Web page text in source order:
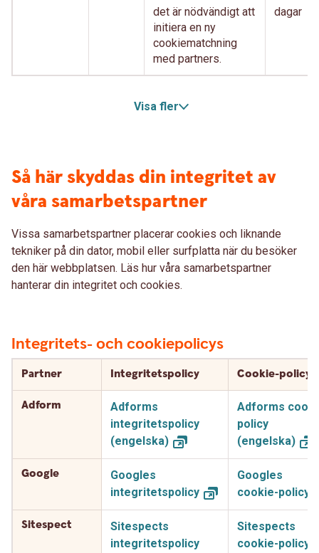
det är nödvändigt att
initiera en ny
cookiematchning
med partners.
dagar
Visa fler
Så här skyddas din integritet av
våra samarbetspartner
Vissa samarbetspartner placerar cookies och liknande
tekniker på din dator, mobil eller surfplatta när du besöker
den här webbplatsen. Läs hur våra samarbetspartner
hanterar din integritet och cookies.
Integritets- och cookiepolicys
Partner Integritetspolicy Cookie-policy
Adform
Adforms
integritetspolicy
(engelska)
Adforms
policy
(engelska)
Google
Googles
integritetspolicy
Googles
cookie-policy
Sitespect
Sitespects
integritetspolicy
Sitespects
cookie-policy